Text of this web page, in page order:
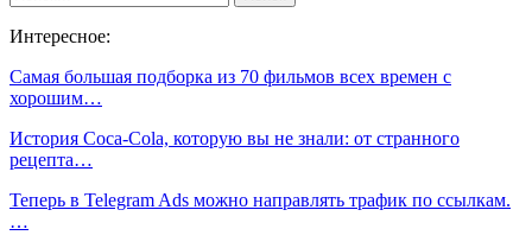
Интересное:
Самая большая подборка из 70 фильмов всех времен с
хорошим…
История Coca-Cola, которую вы не знали: от странного
рецепта…
Теперь в Telegram Ads можно направлять трафик по ссылкам.
…